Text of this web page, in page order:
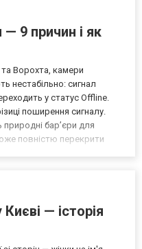
9 причин і як
та Ворохта, камери
нестабільно: сигнал
у статус Offline.
поширення сигналу.
бар’єри для
повністю перекрити
— історія